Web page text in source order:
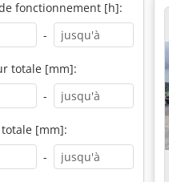
fonctionnement [h]:
-
totale [mm]:
-
[mm]:
-